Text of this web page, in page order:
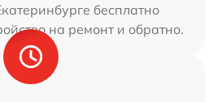
бесплатно
на ремонт и обратно.